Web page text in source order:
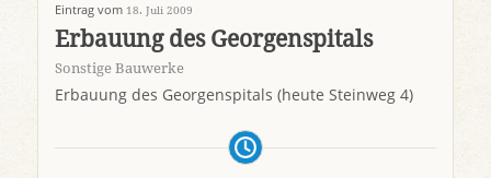
Eintrag vom 18. Juli 2009
Erbauung des Georgenspitals
Sonstige Bauwerke
Erbauung des Georgenspitals (heute Steinweg 4)